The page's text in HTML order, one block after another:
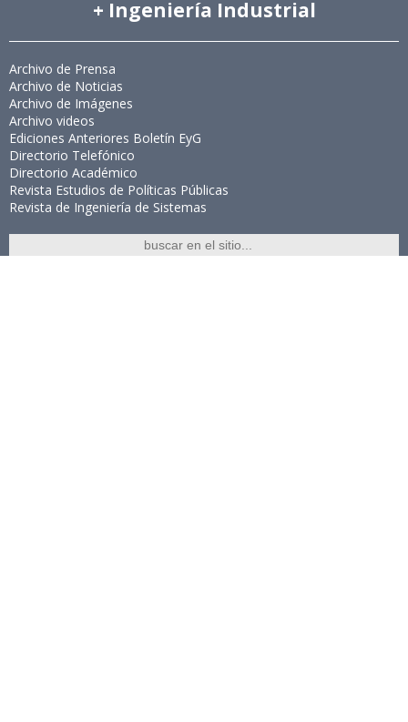
+ Ingeniería Industrial
Archivo de Prensa
Archivo de Noticias
Archivo de Imágenes
Archivo videos
Ediciones Anteriores Boletín EyG
Directorio Telefónico
Directorio Académico
Revista Estudios de Políticas Públicas
Revista de Ingeniería de Sistemas